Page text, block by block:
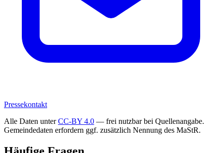
Pressekontakt
Alle Daten unterCC-BY 4.0 — frei nutzbar bei Quellenangabe.
Gemeindedaten erfordern ggf. zusätzlich Nennung des MaStR.